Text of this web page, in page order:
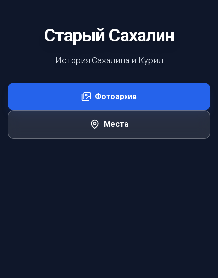
Старый Сахалин
История Сахалина и Курил
Фотоархив
Места